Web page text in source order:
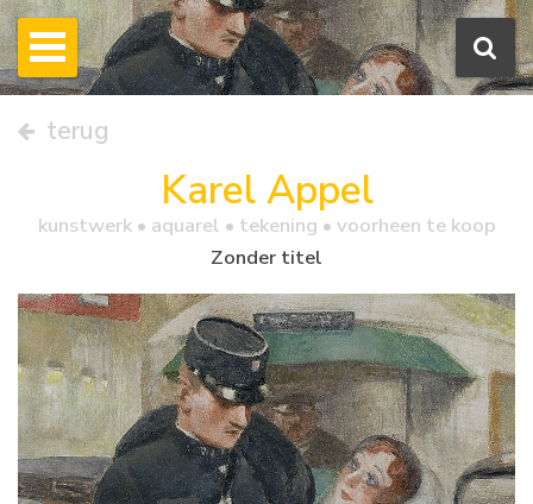
terug
Karel Appel
kunstwerk • aquarel • tekening • voorheen te koop
Zonder titel